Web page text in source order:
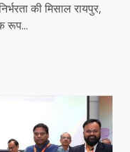
की मिसाल रायपुर,
रूप...